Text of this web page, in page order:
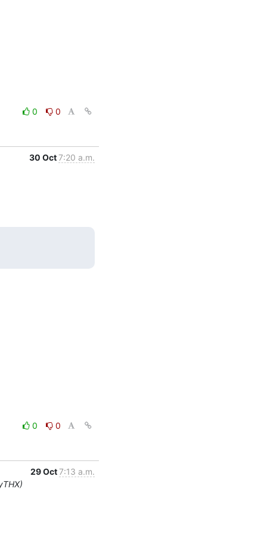
0
0
30 Oct7:20 a.m.
0
0
29 Oct7:13 a.m.